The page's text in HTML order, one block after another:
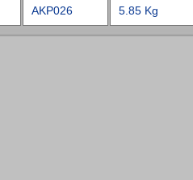
AKP026 5.85 Kg